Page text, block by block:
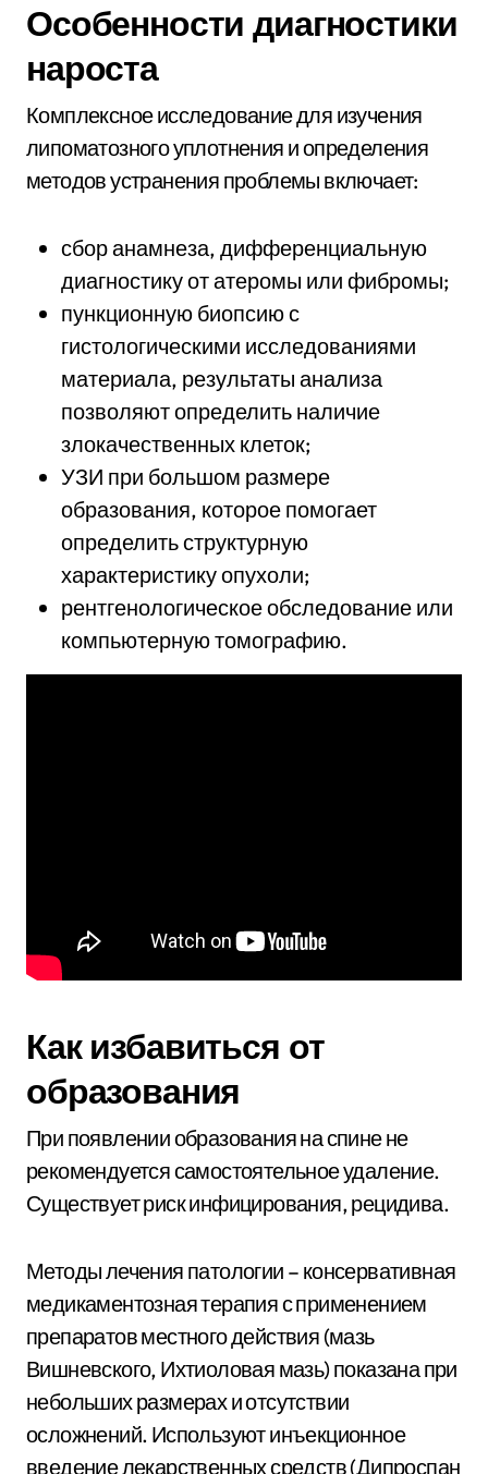
Особенности диагностики
нароста
Комплексное исследование для изучения
липоматозного уплотнения и определения
методов устранения проблемы включает:
сбор анамнеза, дифференциальную
диагностику от атеромы или фибромы;
пункционную биопсию с
гистологическими исследованиями
материала, результаты анализа
позволяют определить наличие
злокачественных клеток;
УЗИ при большом размере
образования, которое помогает
определить структурную
характеристику опухоли;
рентгенологическое обследование или
компьютерную томографию.
Как избавиться от
образования
При появлении образования на спине не
рекомендуется самостоятельное удаление.
Существует риск инфицирования, рецидива.
Методы лечения патологии – консервативная
медикаментозная терапия с применением
препаратов местного действия (мазь
Вишневского, Ихтиоловая мазь) показана при
небольших размерах и отсутствии
осложнений. Используют инъекционное
введение лекарственных средств (Дипроспан